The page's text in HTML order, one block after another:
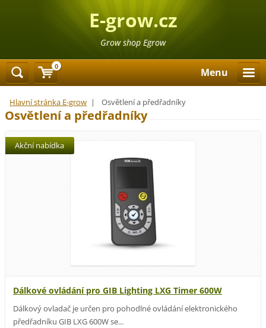
E-grow.cz
Grow shop Egrow
Menu
Hlavní stránka E-grow | Osvětlení a předřadníky
Osvětlení a předřadníky
Dálkové ovládání pro GIB Lighting LXG Timer 600W
Akční nabídka
Dálkový ovladač je určen pro pohodlné ovládání elektronického
předřadníku GIB LXG 600W se...
0